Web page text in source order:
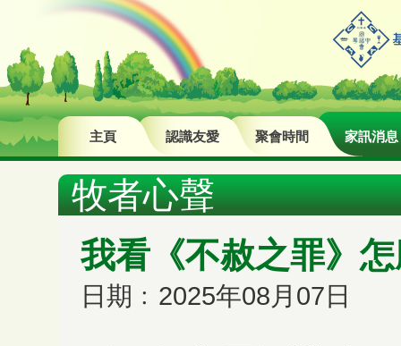
主頁 認識友愛 聚會時間 家訊消息
牧者心聲
我看《不赦之罪》
日期﹕2025年08月07日